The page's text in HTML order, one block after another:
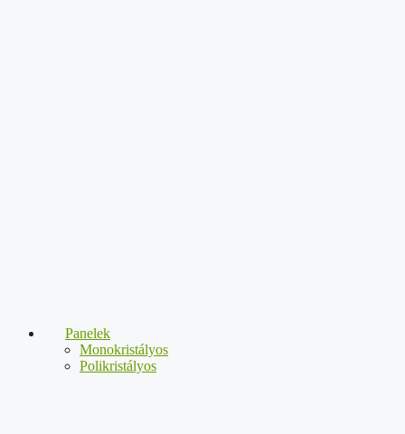
Panelek
Monokristályos
Polikristályos